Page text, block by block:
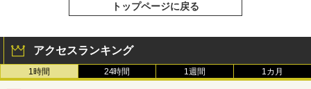
トップページに戻る
アクセスランキング
1時間 24時間 1週間 1カ月